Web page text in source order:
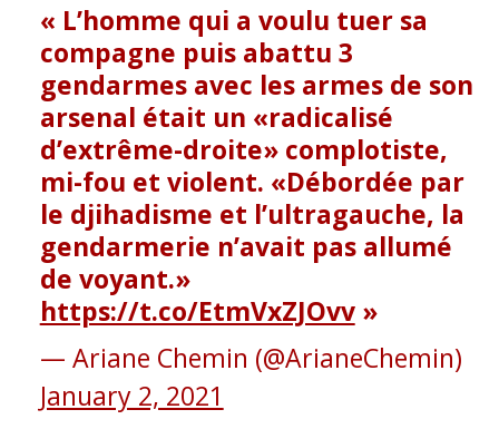
L’homme qui a voulu tuer sa
compagne puis abattu 3
gendarmes avec les armes de son
arsenal était un «radicalisé
d’extrême-droite» complotiste,
mi-fou et violent. «Débordée par
le djihadisme et l’ultragauche, la
gendarmerie n’avait pas allumé
de voyant.»
https://t.co/EtmVxZJOvv
— Ariane Chemin (@ArianeChemin)
January 2, 2021